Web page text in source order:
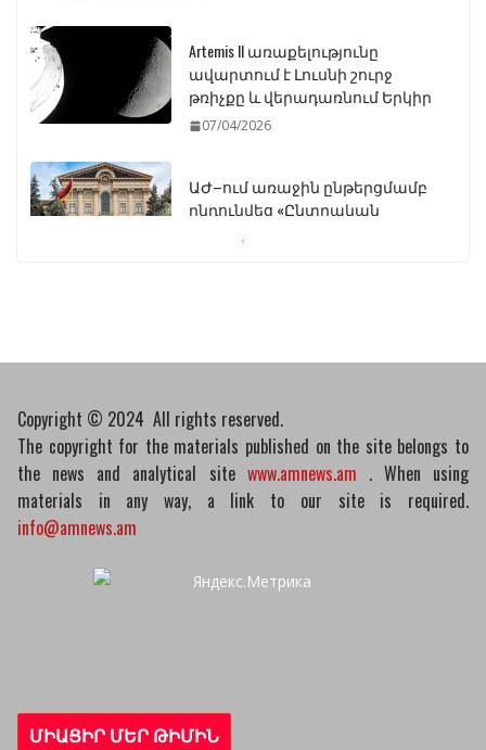
Artemis II առաքելությունը
ավարտում է Լուսնի շուրջ
թռիչքը և վերադառնում Երկիր
07/04/2026
ԱԺ–ում առաջին ընթերցմամբ
ընդունվեց «Ընտրական
կբողոքարկի Գարեգին
սահմանափակման
վերացման որոշումը
13/04/2026
Copyright © 2024 All rights reserved.
The copyright for the materials published on the site belongs to
the news and analytical site www.amnews.am . When using
materials in any way, a link to our site is required.
info@amnews.am
ՄԻԱՑԻՐ ՄԵՐ ԹԻՄԻՆ